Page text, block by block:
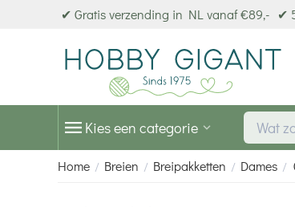
✔ Gratis verzending in NL vanaf €89,- ✔
Kies een categorie
Home / Breien / Breipakketten / Dames /